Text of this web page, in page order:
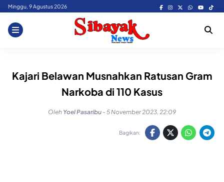
Skip
content
Minggu, 9 Agustus 2026
Kajari Belawan Musnahkan Ratusan Gram
Narkoba di 110 Kasus
Oleh Yoel Pasaribu - 5 November 2023, 22:09
Bagikan: